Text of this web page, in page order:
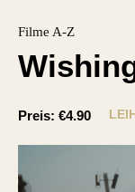
Filme A-Z
Preis: €4.90